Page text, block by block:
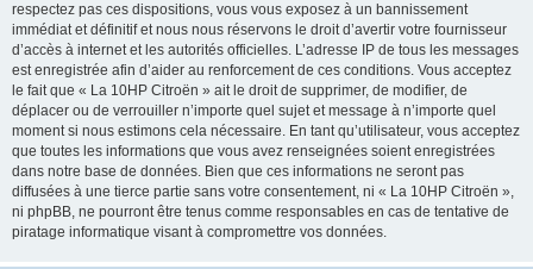
respectez pas ces dispositions, vous vous exposez à un bannissement
immédiat et définitif et nous nous réservons le droit d’avertir votre fournisseur
d’accès à internet et les autorités officielles. L’adresse IP de tous les messages
est enregistrée afin d’aider au renforcement de ces conditions. Vous acceptez
le fait que « La 10HP Citroën » ait le droit de supprimer, de modifier, de
déplacer ou de verrouiller n’importe quel sujet et message à n’importe quel
moment si nous estimons cela nécessaire. En tant qu’utilisateur, vous acceptez
que toutes les informations que vous avez renseignées soient enregistrées
dans notre base de données. Bien que ces informations ne seront pas
diffusées à une tierce partie sans votre consentement, ni « La 10HP Citroën »,
ni phpBB, ne pourront être tenus comme responsables en cas de tentative de
piratage informatique visant à compromettre vos données.